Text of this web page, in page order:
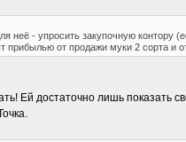
неё - упросить закупочную контору
прибылью от продажи муки 2 сорта и
Ей достаточно лишь показать